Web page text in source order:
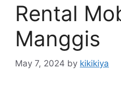
Rental
Manggis
May 7, 2024 by kikikiya